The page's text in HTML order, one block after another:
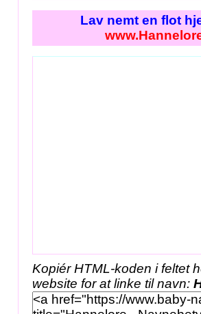
Lav nemt en flot
Kopiér HTML-koden i feltet
website for at linke til navn: